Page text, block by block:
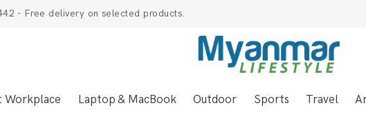
- Free delivery on selected products.
Workplace Laptop & MacBook Outdoor Sports Travel